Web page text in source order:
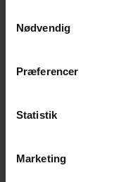
Nødvendig
Præferencer
Statistik
Marketing